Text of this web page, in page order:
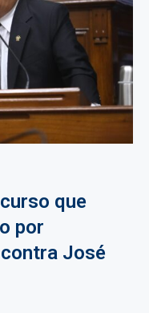
que
por
José